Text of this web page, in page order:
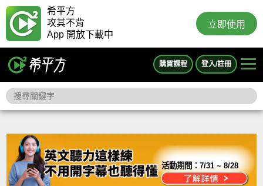
希平方
攻其不背
App 開放下載中
立即使用
購買課程 登入/註冊
活動期間：7/31 ~ 8/28